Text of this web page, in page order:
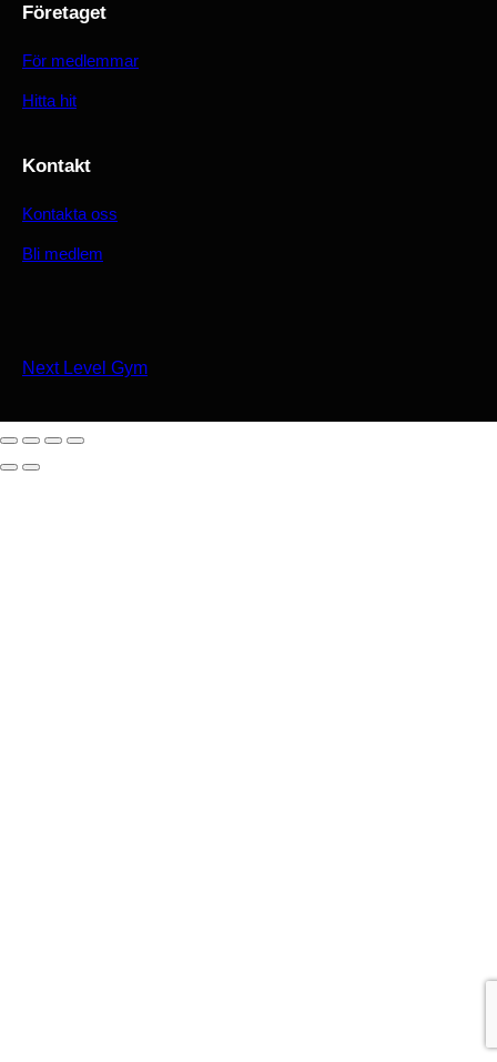
Företaget
För medlemmar
Hitta hit
Kontakt
Kontakta oss
Bli medlem
Next Level Gym